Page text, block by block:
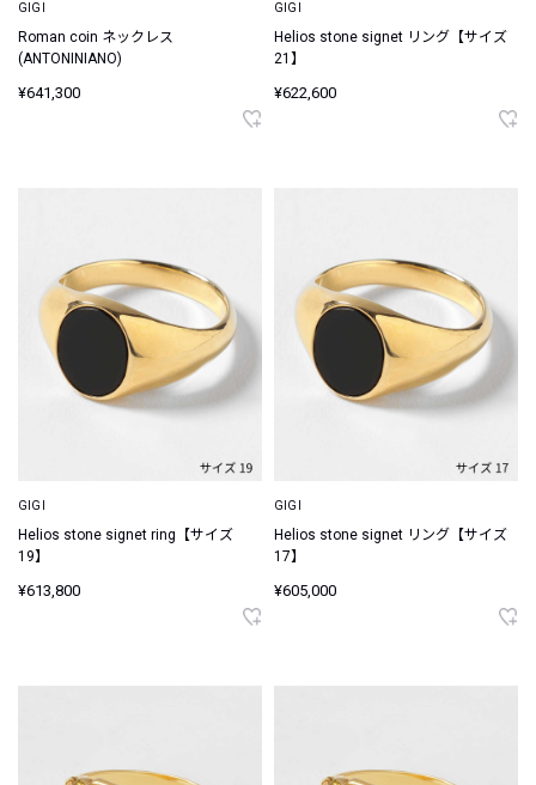
GIGI
Roman coin ネックレス
(ANTONINIANO)
¥641,300
GIGI
Helios stone signet リング【サイズ
21】
¥622,600
GIGI
Helios stone signet ring【サイズ
19】
¥613,800
GIGI
Helios stone signet リング【サイズ
17】
¥605,000